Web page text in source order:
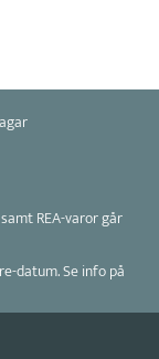
REA-varor går
datum. Se info på